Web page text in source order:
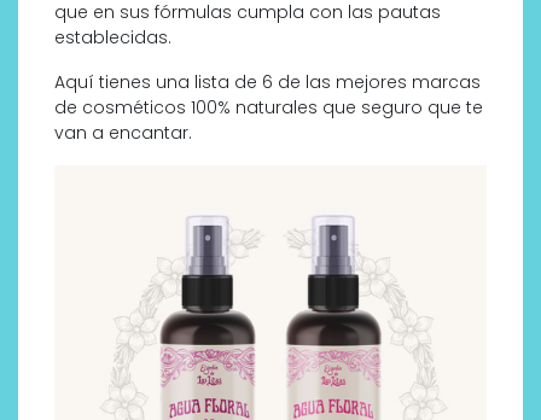
que en sus fórmulas cumpla con las pautas
establecidas.
Aquí tienes una lista de 6 de las mejores marcas
de cosméticos 100% naturales que seguro que te
van a encantar.